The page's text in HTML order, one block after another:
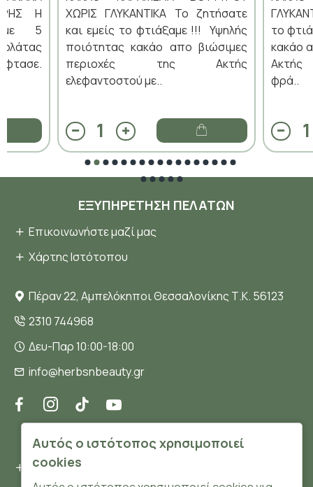
Η
με 5
ΧΩΡΙΣ ΓΛΥΚΑΝΤΙΚΑ Το ζητήσατε
και εμείς το φτιάξαμε !!! Υψηλής
ποιότητας κακάο απο βιώσιμες
περιοχές της Ακτής
ελεφαντοστού με..
το
κακάο
Ακτής
φρά..
ΕΞΥΠΗΡΈΤΗΣΗ ΠΕΛΑΤΏΝ
Επικοινωνήστε μαζί μας
Χάρτης Ιστότοπου
Πέραν 22, Αμπελόκηποι Θεσσαλονίκης Τ.Κ. 56123
2310 744968
Δευ-Παρ 10:00-18:00
info@herbsnbeauty.gr
ΠΛΗΡΟΦΟΡΊΕΣ
Όροι και συνθήκες
Αυτός ο ιστότοπος χρησιμοποιεί
cookies